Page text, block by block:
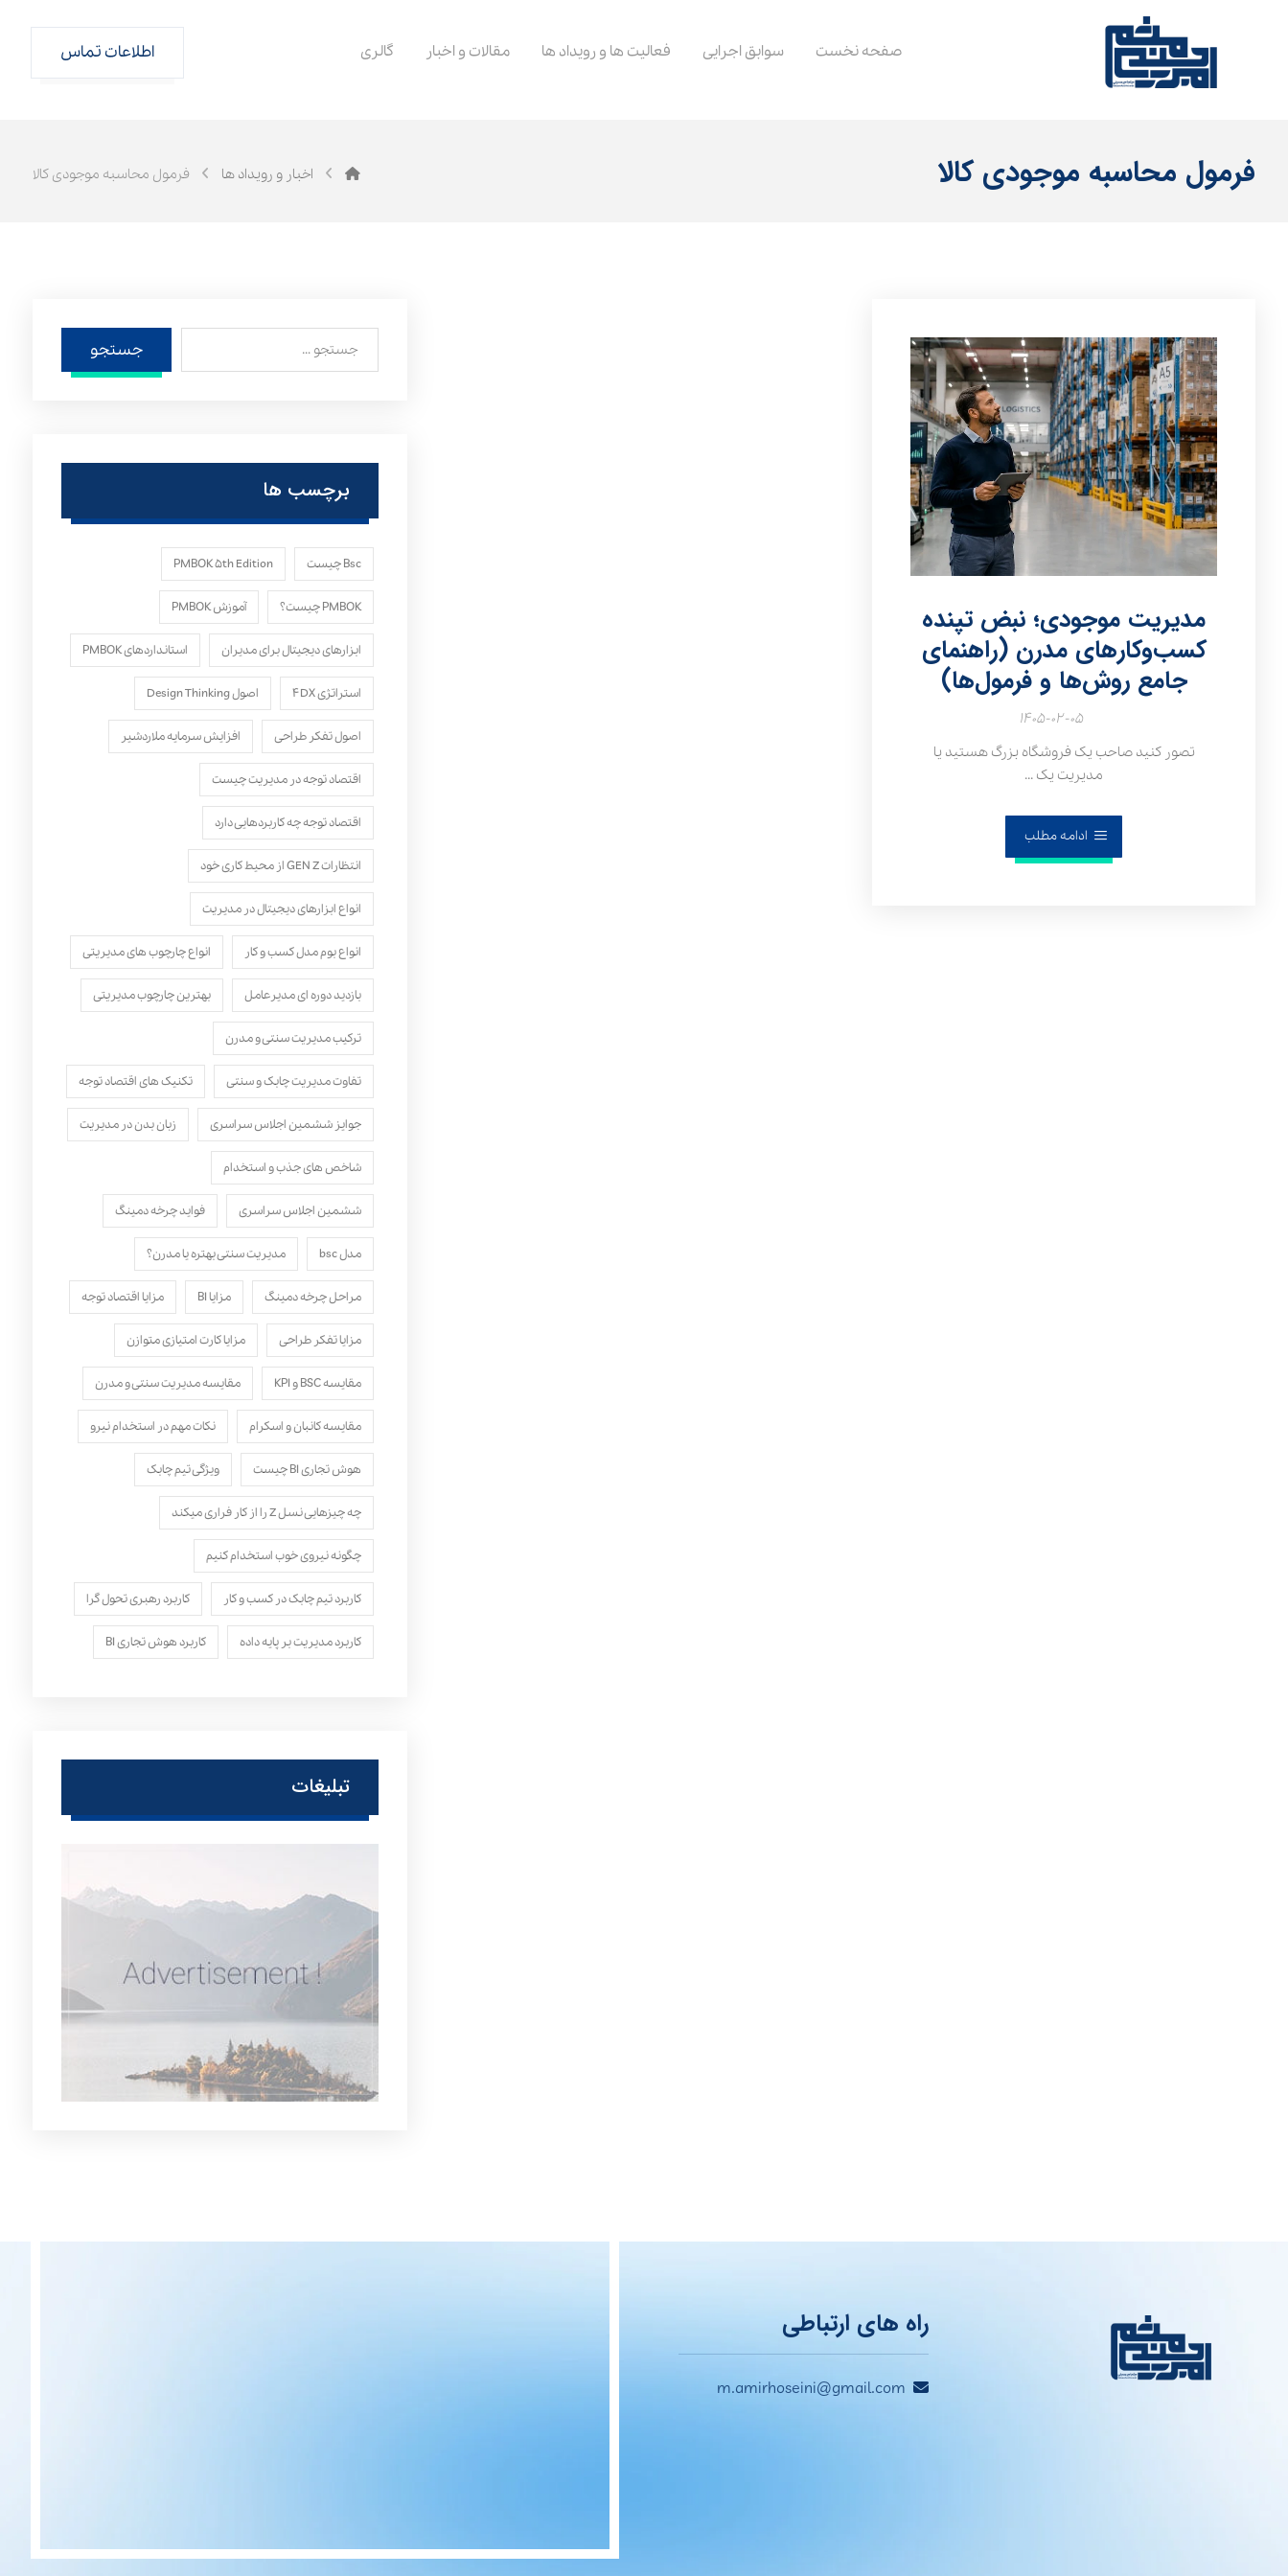
صفحه نخست سوابق اجرایی فعالیت ها و رویداد ها مقالات و اخبار گالری اطلاعات تماس
فرمول محاسبه موجودی کالا اخبار و رویداد ها فرمول محاسبه موجودی کالا
مدیریت موجودی؛ نبض تپنده
کسب‌وکارهای مدرن (راهنمای
جامع روش‌ها و فرمول‌ها)
۱۴۰۵-۰۲-۰۵
تصور کنید صاحب یک فروشگاه بزرگ هستید یا
مدیریت یک ...
ادامه مطلب
جستجو
برچسب ها
Bsc چیست PMBOK ۵th Edition
PMBOK چیست؟ آموزش PMBOK
ابزارهای دیجیتال برای مدیران استانداردهای PMBOK
استراتژی ۴DX اصول Design Thinking
اصول تفکر طراحی افزایش سرمایه ملاردشیر
اقتصاد توجه در مدیریت چیست
اقتصاد توجه چه کاربردهایی دارد
انتظارات GEN Z از محیط کاری خود
انواع ابزارهای دیجیتال در مدیریت
انواع بوم مدل کسب‌ و کار انواع چارچوب های مدیریتی
بازدید دوره ای مدیرعامل بهترین چارچوب مدیریتی
ترکیب مدیریت سنتی و مدرن
تفاوت مدیریت چابک و سنتی تکنیک های اقتصاد توجه
جوایز ششمین اجلاس سراسری زبان بدن در مدیریت
شاخص های جذب و استخدام
ششمین اجلاس سراسری فواید چرخه دمینگ
مدل bsc مدیریت سنتی بهتره یا مدرن؟
مراحل چرخه دمینگ مزایا BI مزایا اقتصاد توجه
مزایا تفکر طراحی مزایا کارت امتیازی متوازن
مقایسه BSC و KPI مقایسه مدیریت سنتی و مدرن
مقایسه کانبان و اسکرام نکات مهم در استخدام نیرو
هوش تجاری BI چیست ویژگی تیم چابک
چه چیزهایی نسل Z را از کار فراری میکند
چگونه نیروی خوب استخدام کنیم
کاربرد تیم چابک در کسب و کار کاربرد رهبری تحول‌ گرا
کاربرد مدیریت بر پایه داده کاربرد هوش تجاری BI
تبلیغات
راه های ارتباطی
m.amirhoseini@gmail.com